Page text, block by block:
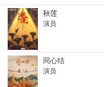
秋莲
演员
同心结
演员